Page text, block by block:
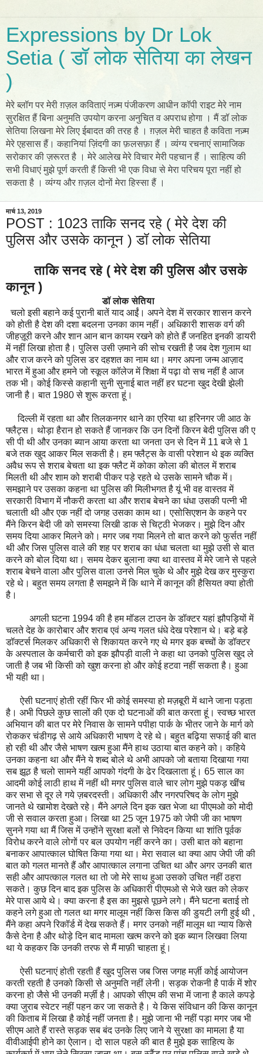
Expressions by Dr Lok
Setia ( डॉ लोक सेतिया का लेखन
)
मेरे ब्लॉग पर मेरी ग़ज़ल कविताएं नज़्म पंजीकरण आधीन कॉपी राइट मेरे नाम
सुरक्षित हैं बिना अनुमति उपयोग करना अनुचित व अपराध होगा । मैं डॉ लोक
सेतिया लिखना मेरे लिए ईबादत की तरह है । ग़ज़ल मेरी चाहत है कविता नज़्म
मेरे एहसास हैं। कहानियां ज़िंदगी का फ़लसफ़ा हैं । व्यंग्य रचनाएं सामाजिक
सरोकार की ज़रूरत है । मेरे आलेख मेरे विचार मेरी पहचान हैं । साहित्य की
सभी विधाएं मुझे पूर्ण करती हैं किसी भी एक विधा से मेरा परिचय पूरा नहीं हो
सकता है । व्यंग्य और ग़ज़ल दोनों मेरा हिस्सा हैं ।
मार्च 13, 2019
POST : 1023 ताकि सनद रहे ( मेरे देश की
पुलिस और उसके कानून ) डॉ लोक सेतिया
ताकि सनद रहे ( मेरे देश की पुलिस और उसके
कानून )
डॉ लोक सेतिया
चलो इसी बहाने कई पुरानी बातें याद आईं। अपने देश में सरकार शासन करने
को होती है देश की दशा बदलना उनका काम नहीं। अधिकारी शासक वर्ग की
जीहज़ूरी करने और शान आन बान कायम रखने को होते हैं जनहित इनकी डायरी
में नहीं लिखा होता है। पुलिस उसी ज़माने की सोच रखती है जब देश गुलाम था
और राज करने को पुलिस डर दहशत का नाम था। मगर अपना जन्म आज़ाद
भारत में हुआ और हमने जो स्कूल कॉलेज में शिक्षा में पढ़ा वो सच नहीं है आज
तक भी। कोई किस्से कहानी सुनी सुनाई बात नहीं हर घटना खुद देखी झेली
जानी है। बात 1980 से शुरू करता हूं।
दिल्ली में रहता था और तिलकनगर थाने का एरिया था हरिनगर जी आठ के
फ्लैट्स। थोड़ा हैरान हो सकते हैं जानकर कि उन दिनों किरन बेदी पुलिस की ए
सी पी थी और उनका ब्यान आया करता था जनता उन से दिन में 11 बजे से 1
बजे तक खुद आकर मिल सकती है। हम फ्लैट्स के वासी परेशान थे इक व्यक्ति
अवैध रूप से शराब बेचता था इक फ्लैट में कोका कोला की बोतल में शराब
मिलती थी और शाम को शराबी पीकर पड़े रहते थे उसके सामने चौक में।
समझाने पर उसका कहना था पुलिस की मिलीभगत है यूं भी वह वास्तव में
सरकारी विभाग में नौकरी करता था और शराब बेचने का धंधा उसकी पत्नी भी
चलाती थी और एक नहीं दो जगह उसका काम था। एसोसिएशन के कहने पर
मैंने किरन बेदी जी को समस्या लिखी डाक से चिट्ठी भेजकर। मुझे दिन और
समय दिया आकर मिलने को। मगर जब गया मिलने तो बात करने को फुर्सत नहीं
थी और जिस पुलिस वाले की शह पर शराब का धंधा चलता था मुझे उसी से बात
करने को बोल दिया था। समय देकर बुलाना क्या था वास्तव में मेरे जाने से पहले
शराब बेचने वाला और पुलिस वाला उनसे मिल चुके थे और मुझे देख कर मुस्कुरा
रहे थे। बहुत समय लगता है समझने में कि थाने में कानून की हैसियत क्या होती
है।
अगली घटना 1994 की है हम मॉडल टाउन के डॉक्टर यहां झौपड़ियों में
चलते देह के कारोबार और शराब एवं अन्य गलत धंधे देख परेशान थे। बड़े बड़े
डॉक्टर्स मिलकर अधिकारी से शिकायत करने गए थे मगर इक बच्चों के डॉक्टर
के अस्पताल के कर्मचारी को इक झौपड़ी वाली ने कहा था उनको पुलिस खुद ले
जाती है जब भी किसी को खुश करना हो और कोई हटवा नहीं सकता है। हुआ
भी यही था।
ऐसी घटनाएं होती रहीं फिर भी कोई समस्या हो मज़बूरी में थाने जाना पड़ता
है। अभी पिछले कुछ सालों की एक दो घटनाओं की बात करता हूं। स्वच्छ भारत
अभियान की बात पर मेरे निवास के सामने पपीहा पार्क के भीतर जाने के मार्ग को
रोककर चंडीगढ़ से आये अधिकारी भाषण दे रहे थे। बहुत बढ़िया सफाई की बात
हो रही थी और जैसे भाषण खत्म हुआ मैंने हाथ उठाया बात कहने को। कहिये
उनका कहना था और मैंने ये शब्द बोले थे अभी आपको जो बताया दिखाया गया
सब झूठ है चलो सामने यहीं आपको गंदगी के ढेर दिखलाता हूं। 65 साल का
आदमी कोई लाठी हाथ में नहीं थी मगर पुलिस वाले चार लोग मुझे पकड़ खींच
कर सभा से दूर ले गये ज़बरदस्ती। अधिकारी और नगरपरिषद के लोग मुझे
जानते थे खामोश देखते रहे। मैंने अगले दिन इक खत भेजा था पीएमओ को मोदी
जी से सवाल करता हुआ। लिखा था 25 जून 1975 को जेपी जी का भाषण
सुनने गया था मैं जिस में उन्होंने सुरक्षा बलों से निवेदन किया था शांति पूर्वक
विरोध करने वाले लोगों पर बल उपयोग नहीं करने का। उसी बात को बहाना
बनाकर आपात्काल घोषित किया गया था। मेरा सवाल था क्या आप जेपी जी की
बात को गलत मानते हैं और आपात्काल लगाना उचित था और अगर उनकी बात
सही और आपत्काल गलत था तो जो मेरे साथ हुआ उसको उचित नहीं ठहरा
सकते। कुछ दिन बाद इक पुलिस के अधिकारी पीएमओ से भेजे खत को लेकर
मेरे पास आये थे। क्या करना है इस का मुझसे पूछने लगे। मैंने घटना बताई तो
कहने लगे हुआ तो गलत था मगर मालूम नहीं किस किस की डुयटी लगी हुई थी ,
मैंने कहा अपने रिकॉर्ड में देख सकते हैं। मगर उनको नहीं मालूम था न्याय किसे
कैसे देना है और थोड़े दिन बाद मामला खत्म करने को इक ब्यान लिखवा लिया
था ये कहकर कि उनकी तरफ से मैं माफ़ी चाहता हूं।
ऐसी घटनाएं होती रहती हैं खुद पुलिस जब जिस जगह मर्ज़ी कोई आयोजन
करती रहती है उनको किसी से अनुमति नहीं लेनी। सड़क रोकनी है पार्क में शोर
करना हो जैसे भी उनकी मर्ज़ी है। आपको सीएम की सभा में जाना है काले कपड़े
क्या जुराब स्वेटर नहीं पहन कर जा सकते है। ये किस संविधान की किस कानून
की किताब में लिखा है कोई नहीं जनता है। मुझे जाना भी नहीं पड़ा मगर जब भी
सीएम आते हैं रास्ते सड़क सब बंद उनके लिए जाने ये सुरक्षा का मामला है या
वीवीआईपी होने का ऐलान। दो साल पहले की बात है मुझे इक साहित्य के